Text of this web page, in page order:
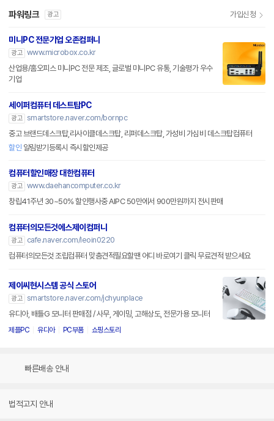
파워링크 광고 가입신청
미니PC 전문기업 오존컴퍼니
광고 www.microbox.co.kr
산업용/홈오피스 미니PC 전문 제조, 글로벌 미니PC 유통, 기술평가 우수
기업
세이퍼컴퓨터 데스트탑PC
광고 smartstore.naver.com/bornpc
중고 브랜드데스크탑,리사이클데스크탑, 리퍼데스크탑, 가성비 가심비 데스크탑컴퓨터
할인 알림받기등록시 즉시할인제공
컴퓨터할인매장 대한컴퓨터
광고 www.daehancomputer.co.kr
창립41주년 30~50% 할인행사중 AIPC 50만에서 900만원까지 전시판매
컴퓨터의모든것에스제이컴퍼니
광고
cafe.naver.com/leoin0220
컴퓨터의모든것 조립컴퓨터 맞춤견적필요할땐 어디 바로여기 클릭 무료견적 받으세요
제이씨현시스템 공식 스토어
광고 smartstore.naver.com/jchyunplace
유디아, 배틀G 모니터 판매점 / 사무, 게이밍, 고해상도, 전문가용 모니터
제플PC 유디아 PC부품 쇼핑스토리
빠른배송 안내
법적고지 안내